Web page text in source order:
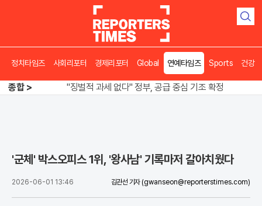
검
정치타임즈 사회리포터 경제리포터 Global 연예타임즈 Sports 건강
종합 >
오뚜기·비비고 면 전쟁, 폭염 특수에 매출 껑충
"징벌적 과세 없다" 정부, 공급 중심 기조 확정
'군체' 박스오피스 1위, '왕사남' 기록마저 갈아치웠다
2026-06-01 13:46 김관선 기자 (gwanseon@reporterstimes.com)